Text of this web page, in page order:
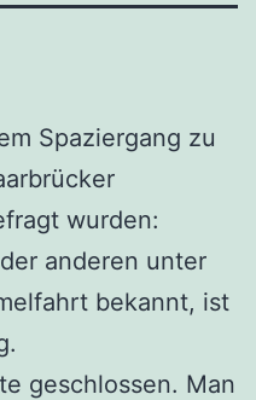
Spaziergang zu
wurden:
anderen unter
bekannt, ist
geschlossen. Man